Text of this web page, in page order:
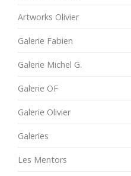
Artworks Olivier
Galerie Fabien
Galerie Michel G.
Galerie OF
Galerie Olivier
Galeries
Les Mentors